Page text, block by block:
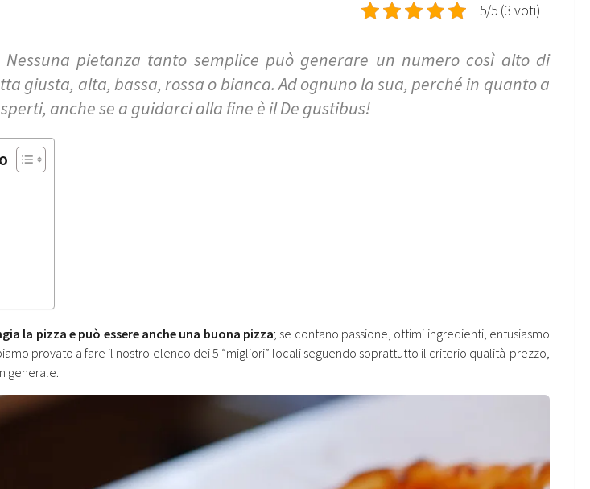
5/5 (3 voti)
pietanza tanto semplice può generare un numero così alto di
giusta, alta, bassa, rossa o bianca. Ad ognuno la sua, perché in quanto a
anche se a guidarci alla fine è il De gustibus!
la pizza e può essere anche una buona pizza; se contano passione, ottimi ingredienti, entusiasmo
provato a fare il nostro elenco dei 5 “migliori” locali seguendo soprattutto il criterio qualità-prezzo,
generale.